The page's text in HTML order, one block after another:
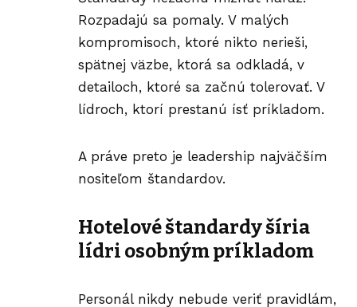
Rozpadajú sa pomaly. V malých
kompromisoch, ktoré nikto nerieši,
spätnej väzbe, ktorá sa odkladá, v
detailoch, ktoré sa začnú tolerovať. V
lídroch, ktorí prestanú ísť príkladom.
A práve preto je leadership najväčším
nositeľom štandardov.
Hotelové štandardy šíria
lídri osobným príkladom
Personál nikdy nebude veriť pravidlám,